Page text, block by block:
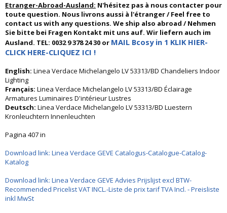
Etranger-Abroad-Ausland: N'hésitez pas à nous contacter pour
toute question. Nous livrons aussi à l'étranger / Feel free to
contact us with any questions. We ship also abroad / Nehmen
Sie bitte bei Fragen Kontakt mit uns auf. Wir liefern auch im
Ausland. TEL: 0032 9 378 24 30 or MAIL Bcosy in 1 KLIK HIER-
CLICK HERE-CLIQUEZ ICI !
English: Linea Verdace Michelangelo LV 53313/BD Chandeliers Indoor
Lighting
Français: Linea Verdace Michelangelo LV 53313/BD Éclairage
Armatures Luminaires D'intérieur Lustres
Deutsch: Linea Verdace Michelangelo LV 53313/BD Luestern
Kronleuchtern Innenleuchten
Pagina 407 in
Download link: Linea Verdace GEVE Catalogus-Catalogue-Catalog-
Katalog
Download link: Linea Verdace GEVE Advies Prijslijst excl BTW-
Recommended Pricelist VAT INCL.-Liste de prix tarif TVA Incl. - Preisliste
inkl MwSt